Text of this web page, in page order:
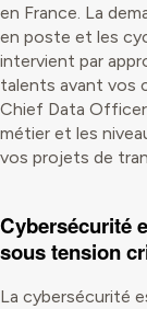
en France. La
en poste et les
intervient par
talents avant vos
Chief Data
métier et les
vos projets de
Cybersécurité
sous tension
La cybersécurité